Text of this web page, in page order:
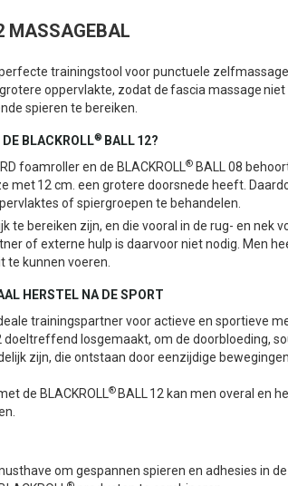
MASSAGEBAL
trainingstool voor punctuele
grotere oppervlakte, zodat de fascia massage
spieren te bereiken.
DE BLACKROLL® BALL12?
foamroller en de BLACKROLL ® BALL 08
met 12 cm. een grotere doorsnede heeft.
of spiergroepen te behandelen.
te bereiken zijn, en die vooral in de rug- en nek
of externe hulp is daarvoor niet nodig. Men
te kunnen voeren.
HERSTEL NA DE SPORT
trainingspartner voor actieve en sportieve
doeltreffend losgemaakt, om de doorbloeding,
zijn, die ontstaan door eenzijdige
de BLACKROLL ® BALL 12 kan men overal en
om gespannen spieren en adhesies in